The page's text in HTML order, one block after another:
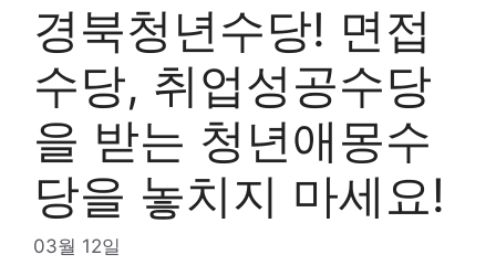
경북청년수당! 면접
수당, 취업성공수당
을 받는 청년애몽수
당을 놓치지 마세요!
03월 12일